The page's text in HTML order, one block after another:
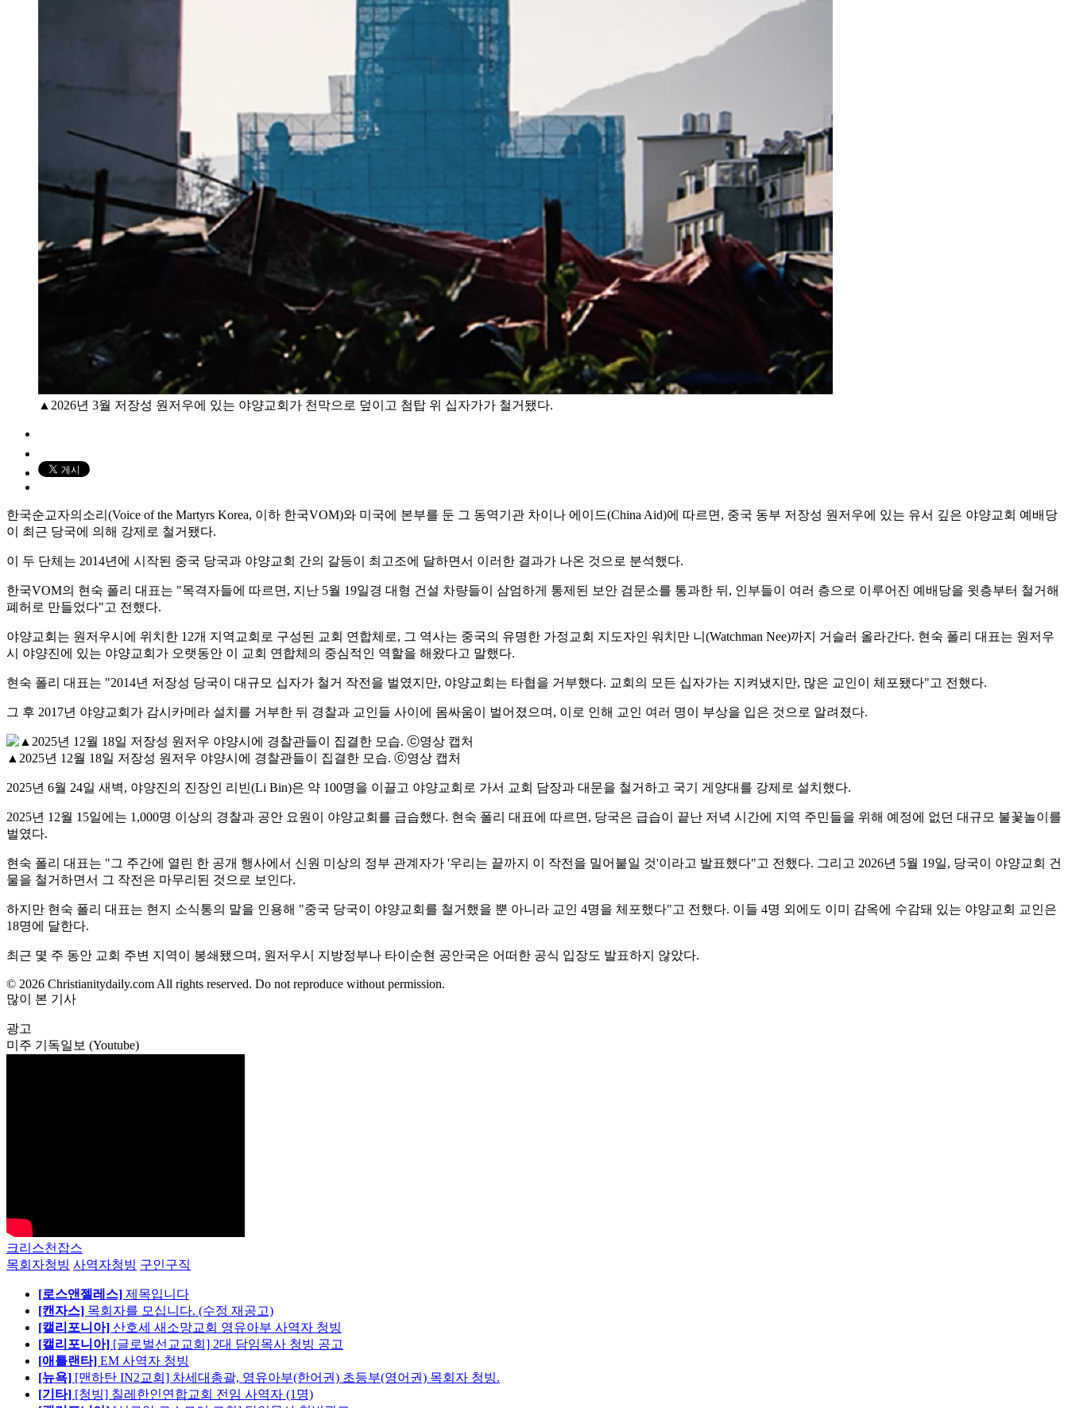
▲2026년 3월 저장성 원저우에 있는 야양교회가 천막으로 덮이고 첨탑 위 십자가가 철거됐다.
한국순교자의소리(Voice of the Martyrs Korea, 이하 한국VOM)와 미국에 본부를 둔 그 동역기관 차이나 에이드(China Aid)에 따르면, 중국 동부 저장성 원저우에 있는 유서 깊은 야양교회 예배당
이 최근 당국에 의해 강제로 철거됐다.
이 두 단체는 2014년에 시작된 중국 당국과 야양교회 간의 갈등이 최고조에 달하면서 이러한 결과가 나온 것으로 분석했다.
한국VOM의 현숙 폴리 대표는 "목격자들에 따르면, 지난 5월 19일경 대형 건설 차량들이 삼엄하게 통제된 보안 검문소를 통과한 뒤, 인부들이 여러 층으로 이루어진 예배당을 윗층부터 철거해
폐허로 만들었다"고 전했다.
야양교회는 원저우시에 위치한 12개 지역교회로 구성된 교회 연합체로, 그 역사는 중국의 유명한 가정교회 지도자인 워치만 니(Watchman Nee)까지 거슬러 올라간다. 현숙 폴리 대표는 원저우
시 야양진에 있는 야양교회가 오랫동안 이 교회 연합체의 중심적인 역할을 해왔다고 말했다.
현숙 폴리 대표는 "2014년 저장성 당국이 대규모 십자가 철거 작전을 벌였지만, 야양교회는 타협을 거부했다. 교회의 모든 십자가는 지켜냈지만, 많은 교인이 체포됐다"고 전했다.
그 후 2017년 야양교회가 감시카메라 설치를 거부한 뒤 경찰과 교인들 사이에 몸싸움이 벌어졌으며, 이로 인해 교인 여러 명이 부상을 입은 것으로 알려졌다.
▲2025년 12월 18일 저장성 원저우 야양시에 경찰관들이 집결한 모습. ⓒ영상 캡처
2025년 6월 24일 새벽, 야양진의 진장인 리빈(Li Bin)은 약 100명을 이끌고 야양교회로 가서 교회 담장과 대문을 철거하고 국기 게양대를 강제로 설치했다.
2025년 12월 15일에는 1,000명 이상의 경찰과 공안 요원이 야양교회를 급습했다. 현숙 폴리 대표에 따르면, 당국은 급습이 끝난 저녁 시간에 지역 주민들을 위해 예정에 없던 대규모 불꽃놀이를
벌였다.
현숙 폴리 대표는 "그 주간에 열린 한 공개 행사에서 신원 미상의 정부 관계자가 '우리는 끝까지 이 작전을 밀어붙일 것'이라고 발표했다"고 전했다. 그리고 2026년 5월 19일, 당국이 야양교회 건
물을 철거하면서 그 작전은 마무리된 것으로 보인다.
하지만 현숙 폴리 대표는 현지 소식통의 말을 인용해 "중국 당국이 야양교회를 철거했을 뿐 아니라 교인 4명을 체포했다"고 전했다. 이들 4명 외에도 이미 감옥에 수감돼 있는 야양교회 교인은
18명에 달한다.
최근 몇 주 동안 교회 주변 지역이 봉쇄됐으며, 원저우시 지방정부나 타이순현 공안국은 어떠한 공식 입장도 발표하지 않았다.
© 2026 Christianitydaily.com All rights reserved. Do not reproduce without permission.
많이 본 기사
광고
미주 기독일보 (Youtube)
크리스천잡스
목회자청빙 사역자청빙 구인구직
[로스앤젤레스] 제목입니다
[캔자스] 목회자를 모십니다. (수정 재공고)
[캘리포니아] 산호세 새소망교회 영유아부 사역자 청빙
[캘리포니아] [글로벌선교교회] 2대 담임목사 청빙 공고
[애틀랜타] EM 사역자 청빙
[뉴욕] [맨하탄 IN2교회] 차세대총괄, 영유아부(한어권) 초등부(영어권) 목회자 청빙.
[기타] [청빙] 칠레한인연합교회 전임 사역자 (1명)